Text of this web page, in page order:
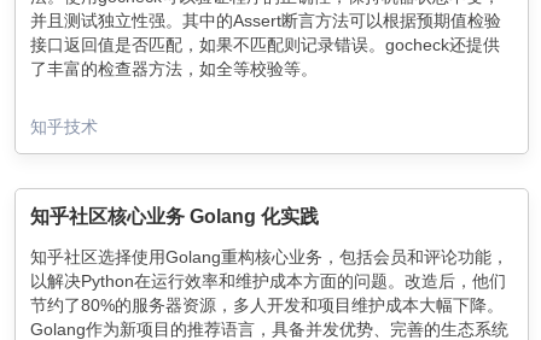
并且测试独立性强。其中的Assert断言方法可以根据预期值检验
接口返回值是否匹配，如果不匹配则记录错误。gocheck还提供
了丰富的检查器方法，如全等校验等。
知乎技术
知乎社区核心业务 Golang 化实践
知乎社区选择使用Golang重构核心业务，包括会员和评论功能，
以解决Python在运行效率和维护成本方面的问题。改造后，他们
节约了80%的服务器资源，多人开发和项目维护成本大幅下降。
Golang作为新项目的推荐语言，具备并发优势、完善的生态系统